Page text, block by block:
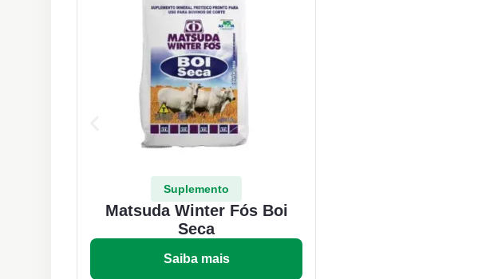
Suplemento
Matsuda Winter Fós Boi
Seca
Saiba mais